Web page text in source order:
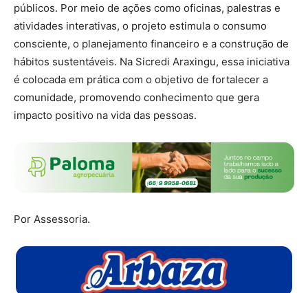
públicos. Por meio de ações como oficinas, palestras e
atividades interativas, o projeto estimula o consumo
consciente, o planejamento financeiro e a construção de
hábitos sustentáveis. Na Sicredi Araxingu, essa iniciativa
é colocada em prática com o objetivo de fortalecer a
comunidade, promovendo conhecimento que gera
impacto positivo na vida das pessoas.
Por Assessoria.